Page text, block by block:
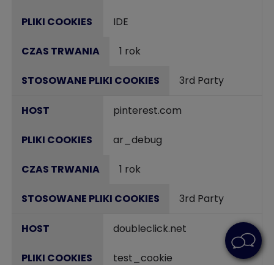
IDE
1 rok
3rd Party
pinterest.com
ar_debug
1 rok
3rd Party
doubleclick.net
test_cookie